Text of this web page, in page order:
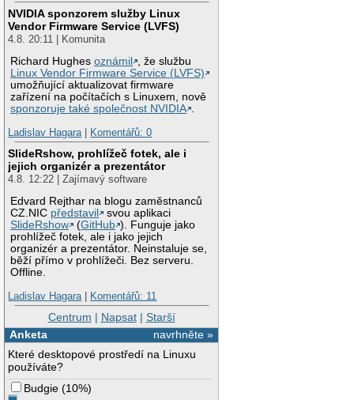
NVIDIA sponzorem služby Linux
Vendor Firmware Service (LVFS)
4.8. 20:11 | Komunita
Richard Hughesoznámil
, že službu
Linux Vendor Firmware Service (LVFS)
umožňující aktualizovat firmware
zařízení na počítačích s Linuxem, nově
sponzoruje také společnost NVIDIA .
Ladislav Hagara| Komentářů: 0
SlideRshow, prohlížeč fotek, ale i
jejich organizér a prezentátor
4.8. 12:22 | Zajímavý software
Edvard Rejthar na blogu zaměstnanců
CZ.NIC představil
svou aplikaci
SlideRshow
(GitHub ). Funguje jako
prohlížeč fotek, ale i jako jejich
organizér a prezentátor. Neinstaluje se,
běží přímo v prohlížeči. Bez serveru.
Offline.
Ladislav Hagara| Komentářů: 11
Centrum | Napsat| Starší
navrhněte »
Anketa
Které desktopové prostředí na Linuxu
používáte?
Budgie (10%)